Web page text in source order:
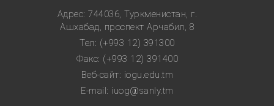
Адрес: 744036, Туркменистан, г.
Ашхабад, проспект Арчабил, 8
Тел: (+993 12) 391300
Факс: (+993 12) 391400
Веб-сайт: iogu.edu.tm
E-mail: iuog@sanly.tm